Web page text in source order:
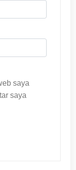
saya
saya